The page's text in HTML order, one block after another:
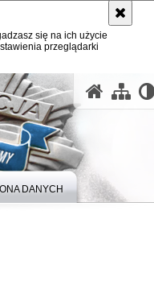
się na ich użycie
przeglądarki
DANYCH